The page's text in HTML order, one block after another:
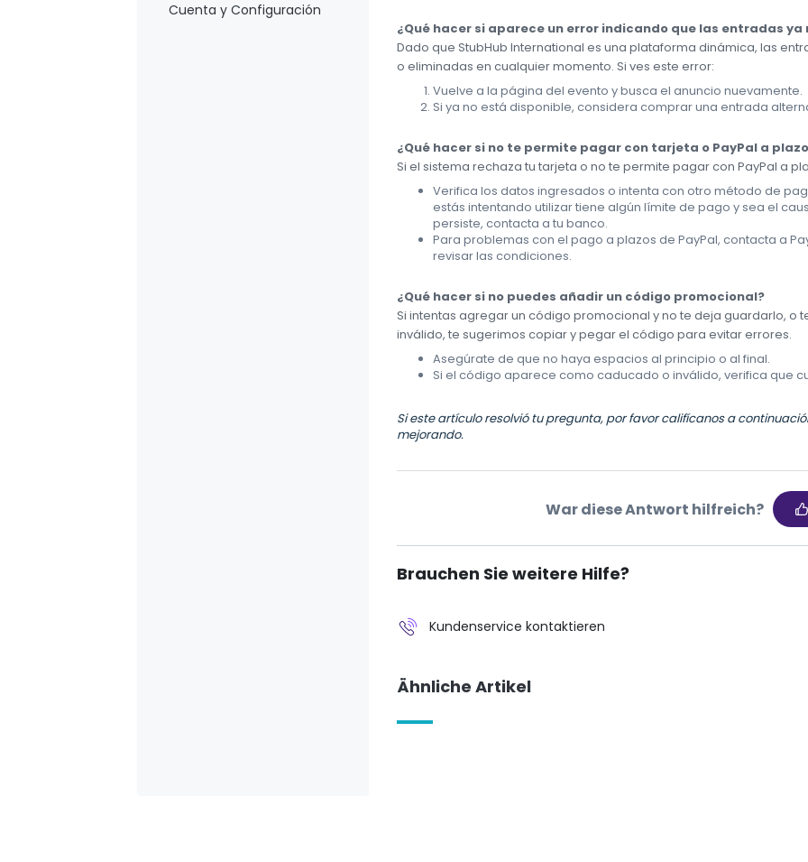
Cuenta y Configuración
¿Qué hacer si aparece un error indicando que las entradas
Dado que StubHub International es una plataforma dinámica, las
o eliminadas en cualquier momento. Si ves este error:
Vuelve a la página del evento y busca el anuncio nuevamente.
Si ya no está disponible, considera comprar una entrada
¿Qué hacer si no te permite pagar con tarjeta o PayPal a
Si el sistema rechaza tu tarjeta o no te permite pagar con PayPal a
Verifica los datos ingresados o intenta con otro método de
estás intentando utilizar tiene algún límite de pago y sea el
persiste, contacta a tu banco.
Para problemas con el pago a plazos de PayPal, contacta a
revisar las condiciones.
¿Qué hacer si no puedes añadir un código promocional?
Si intentas agregar un código promocional y no te deja guardarlo, o
inválido, te sugerimos copiar y pegar el código para evitar errores.
Asegúrate de que no haya espacios al principio o al final.
Si el código aparece como caducado o inválido, verifica que
Si este artículo resolvió tu pregunta, por favor califícanos a
mejorando.
War diese Antwort hilfreich?
Brauchen Sie weitere Hilfe?
Kundenservice kontaktieren
Ähnliche Artikel